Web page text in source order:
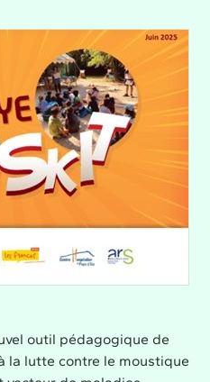
outil pédagogique de
la lutte contre le moustique